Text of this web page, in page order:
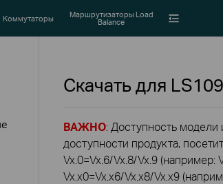
Коммутаторы Маршрутизаторы Load
Balance
Скачать для
ВАЖНО: Доступность модели
доступности продукта,
Vx.0=Vx.6/Vx.8/Vx.9 (например:
Vx.x0=Vx.x6/Vx.x8/Vx.x9